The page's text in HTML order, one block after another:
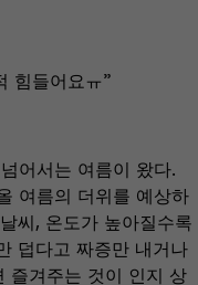
힘들어요ㅠ”
어서는 여름이 왔다.
여름의 더위를 예상하
씨, 온도가 높아질수록
덥다고 짜증만 내거나
즐겨주는 것이 인지 상